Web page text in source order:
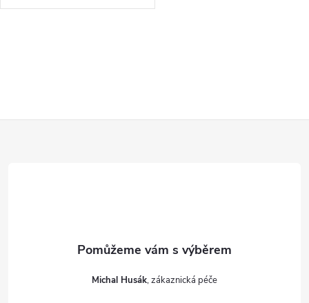
Michal Husák